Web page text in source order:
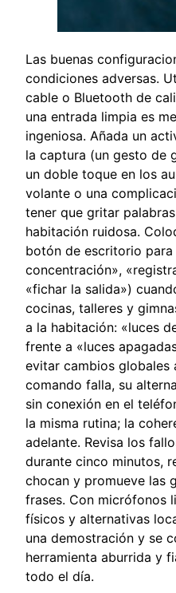
Las buenas
condiciones adversas.
cable o Bluetooth de
una entrada limpia es
ingeniosa. Añada un
la captura (un gesto de
un doble toque en los
volante o una
tener que gritar
habitación ruidosa.
botón de escritorio
concentración»,
«fichar la salida»)
cocinas, talleres y
a la habitación: «luces
frente a «luces
evitar cambios globales
comando falla, su
sin conexión en el
la misma rutina; la
adelante. Revisa los
durante cinco minutos,
chocan y promueve las
frases. Con micrófonos
físicos y alternativas
una demostración y se
herramienta aburrida y
todo el día.